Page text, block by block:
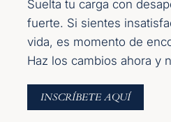
Suelta tu carga con
fuerte. Si sientes
vida, es momento de
Haz los cambios ahora y
INSCRÍBETE AQUÍ